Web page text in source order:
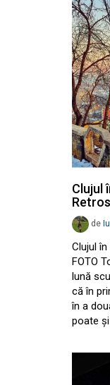
Clujul
de
Clujul
FOTO
lună
că în
în a
poate